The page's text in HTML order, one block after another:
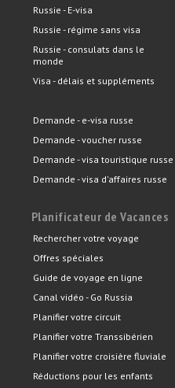
Russie - E-visa
Russie - régime sans visa
Russie - consulats dans le
monde
Visa - délais et suppléments
Demande - e-visa russe
Demande - voucher russe
Demande - visa touristique russe
Demande - visa d'affaires russe
Planificateur de Vacances
Rechercher votre voyage
Offres spéciales
Guide de voyage en ligne
Canal vidéo - Go Russia
Planifier votre circuit
Planifier votre Transsibérien
Planifier votre croisière fluviale
Réductions pour les enfants